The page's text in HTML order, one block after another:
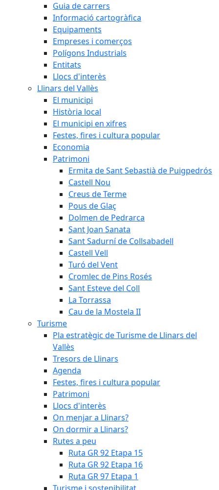
Guia de carrers
Informació cartogràfica
Equipaments
Empreses i comerços
Polígons Industrials
Entitats
Llocs d'interès
Llinars del Vallès
El municipi
Història local
El municipi en xifres
Festes, fires i cultura popular
Economia
Patrimoni
Ermita de Sant Sebastià de Puigpedrós
Castell Nou
Creus de Terme
Pous de Glaç
Dolmen de Pedrarca
Sant Joan Sanata
Sant Sadurní de Collsabadell
Castell Vell
Turó del Vent
Cromlec de Pins Rosés
Sant Esteve del Coll
La Torrassa
Cau de la Mostela II
Turisme
Pla estratègic de Turisme de Llinars del
Vallès
Tresors de Llinars
Agenda
Festes, fires i cultura popular
Patrimoni
Llocs d'interès
On menjar a Llinars?
On dormir a Llinars?
Rutes a peu
Ruta GR 92 Etapa 15
Ruta GR 92 Etapa 16
Ruta GR 97 Etapa 1